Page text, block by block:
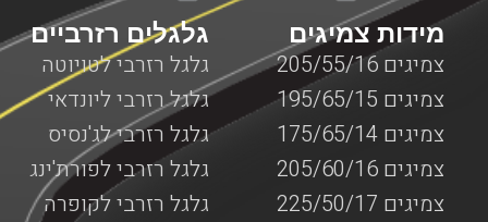
גלגלים רזרביים
גלגל רזרבי לטויוטה
גלגל רזרבי ליונדאי
גלגל רזרבי לג'נסיס
גלגל רזרבי לפורת'ינג
גלגל רזרבי לקופרה
מידות צמיגים
צמיגים 205/55/16
צמיגים 195/65/15
צמיגים 175/65/14
צמיגים 205/60/16
צמיגים 225/50/17